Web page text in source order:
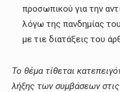
προσωπικού για την
λόγω της πανδημίας
με τιε διατάξεις του
Το θέμα τίθεται
λήξης των συμβάσεων